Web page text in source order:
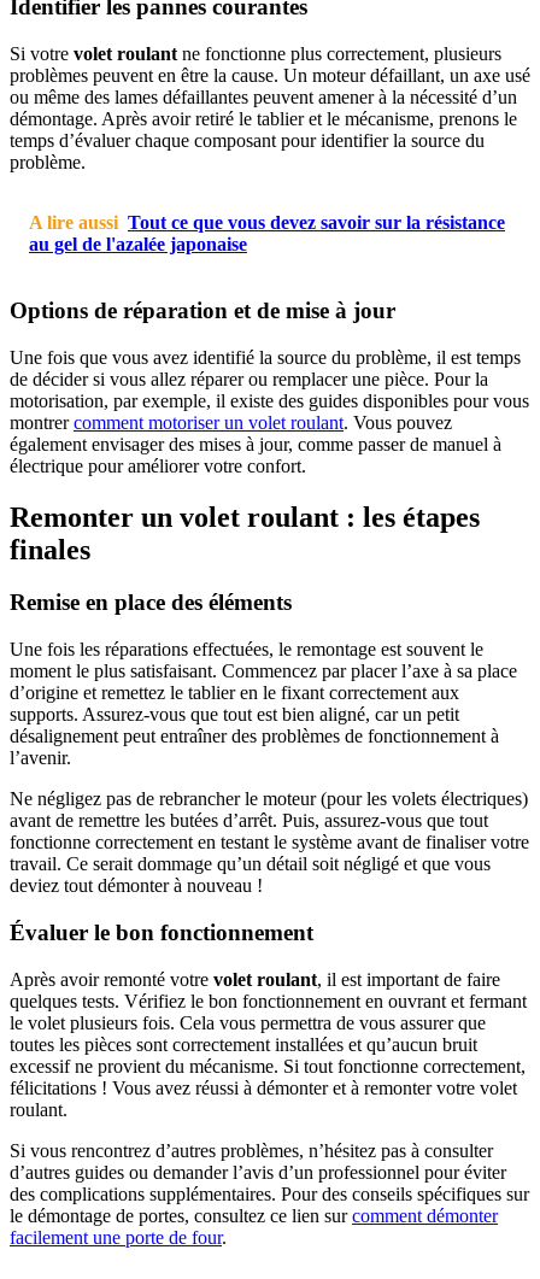
Identifier les pannes courantes
Si votre volet roulant ne fonctionne plus correctement, plusieurs
problèmes peuvent en être la cause. Un moteur défaillant, un axe usé
ou même des lames défaillantes peuvent amener à la nécessité d’un
démontage. Après avoir retiré le tablier et le mécanisme, prenons le
temps d’évaluer chaque composant pour identifier la source du
problème.
A lire aussi Tout ce que vous devez savoir sur la résistance
au gel de l'azalée japonaise
Options de réparation et de mise à jour
Une fois que vous avez identifié la source du problème, il est temps
de décider si vous allez réparer ou remplacer une pièce. Pour la
motorisation, par exemple, il existe des guides disponibles pour vous
montrercomment motoriser un volet roulant. Vous pouvez
également envisager des mises à jour, comme passer de manuel à
électrique pour améliorer votre confort.
Remonter un volet roulant : les étapes
finales
Remise en place des éléments
Une fois les réparations effectuées, le remontage est souvent le
moment le plus satisfaisant. Commencez par placer l’axe à sa place
d’origine et remettez le tablier en le fixant correctement aux
supports. Assurez-vous que tout est bien aligné, car un petit
désalignement peut entraîner des problèmes de fonctionnement à
l’avenir.
Ne négligez pas de rebrancher le moteur (pour les volets électriques)
avant de remettre les butées d’arrêt. Puis, assurez-vous que tout
fonctionne correctement en testant le système avant de finaliser votre
travail. Ce serait dommage qu’un détail soit négligé et que vous
deviez tout démonter à nouveau !
Évaluer le bon fonctionnement
Après avoir remonté votre volet roulant, il est important de faire
quelques tests. Vérifiez le bon fonctionnement en ouvrant et fermant
le volet plusieurs fois. Cela vous permettra de vous assurer que
toutes les pièces sont correctement installées et qu’aucun bruit
excessif ne provient du mécanisme. Si tout fonctionne correctement,
félicitations ! Vous avez réussi à démonter et à remonter votre volet
roulant.
Si vous rencontrez d’autres problèmes, n’hésitez pas à consulter
d’autres guides ou demander l’avis d’un professionnel pour éviter
des complications supplémentaires. Pour des conseils spécifiques sur
le démontage de portes, consultez ce lien surcomment démonter
facilement une porte de four.